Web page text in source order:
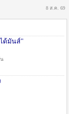
8 ส.ค. 69
ด้มันส์"